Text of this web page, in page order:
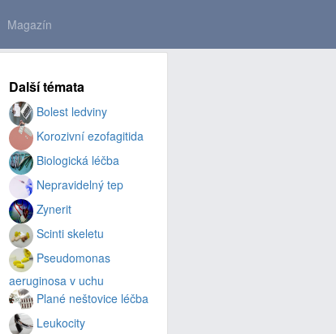
Magazín
Další témata
Bolest ledviny
Korozivní ezofagitida
Biologická léčba
Nepravidelný tep
Zynerit
Scinti skeletu
Pseudomonas
aeruginosa v uchu
Plané neštovice léčba
Leukocity